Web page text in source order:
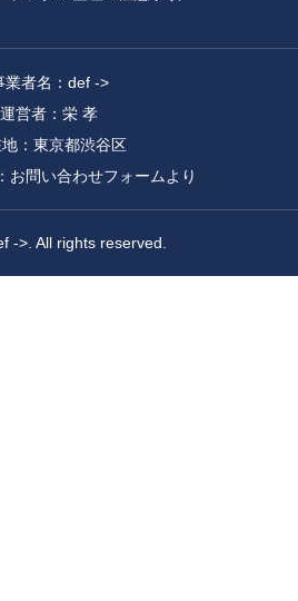
業者名：def ->
運営者：栄 孝
：東京都渋谷区
お問い合わせフォームより
->. All rights reserved.